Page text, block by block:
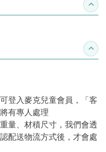
收合
收合
登入麥克兒童會員，「客
有專人處理
量、材積尺寸，我們會透
配送物流方式後，才會處